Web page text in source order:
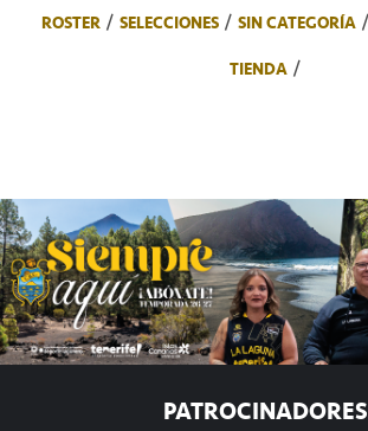
ROSTER
SELECCIONES SIN CATEGORÍA
TIENDA
PATROCINADORES